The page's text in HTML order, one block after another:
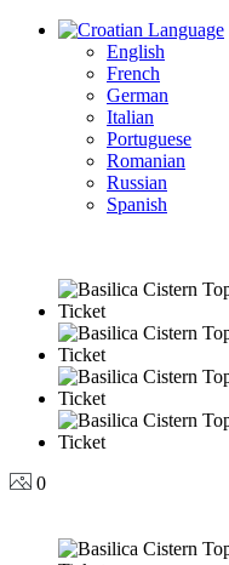
Language
English
French
German
Italian
Portuguese
Romanian
Russian
Spanish
0